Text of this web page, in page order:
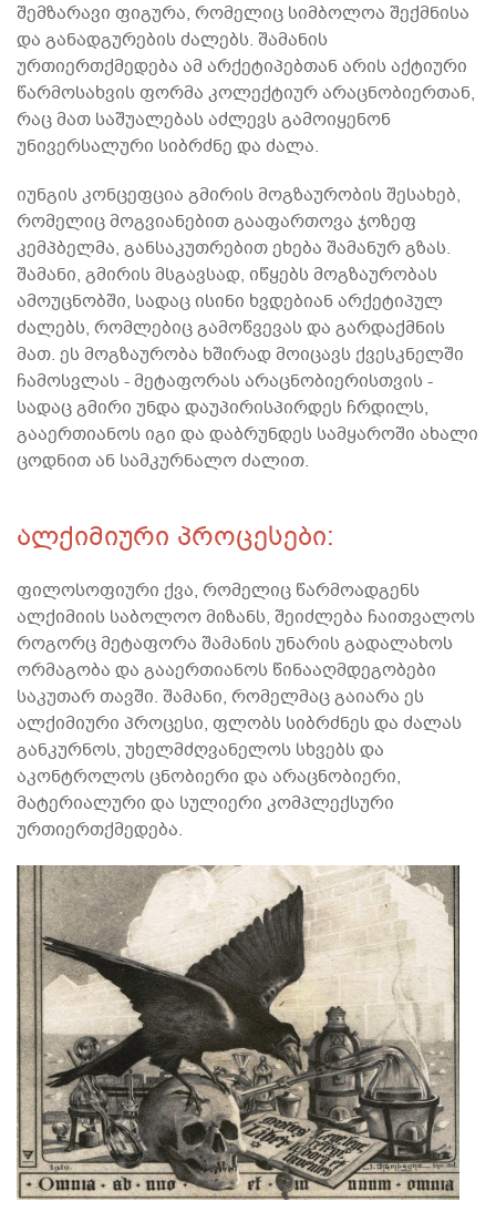
შემზარავი ფიგურა, რომელიც სიმბოლოა შექმნისა
და განადგურების ძალებს. შამანის
ურთიერთქმედება ამ არქეტიპებთან არის აქტიური
წარმოსახვის ფორმა კოლექტიურ არაცნობიერთან,
რაც მათ საშუალებას აძლევს გამოიყენონ
უნივერსალური სიბრძნე და ძალა.
იუნგის კონცეფცია გმირის მოგზაურობის შესახებ,
რომელიც მოგვიანებით გააფართოვა ჯოზეფ
კემპბელმა, განსაკუთრებით ეხება შამანურ გზას.
შამანი, გმირის მსგავსად, იწყებს მოგზაურობას
ამოუცნობში, სადაც ისინი ხვდებიან არქეტიპულ
ძალებს, რომლებიც გამოწვევას და გარდაქმნის
მათ. ეს მოგზაურობა ხშირად მოიცავს ქვესკნელში
ჩამოსვლას - მეტაფორას არაცნობიერისთვის -
სადაც გმირი უნდა დაუპირისპირდეს ჩრდილს,
გააერთიანოს იგი და დაბრუნდეს სამყაროში ახალი
ცოდნით ან სამკურნალო ძალით.
ალქიმიური პროცესები:
ფილოსოფიური ქვა, რომელიც წარმოადგენს
ალქიმიის საბოლოო მიზანს, შეიძლება ჩაითვალოს
როგორც მეტაფორა შამანის უნარის გადალახოს
ორმაგობა და გააერთიანოს წინააღმდეგობები
საკუთარ თავში. შამანი, რომელმაც გაიარა ეს
ალქიმიური პროცესი, ფლობს სიბრძნეს და ძალას
განკურნოს, უხელმძღვანელოს სხვებს და
აკონტროლოს ცნობიერი და არაცნობიერი,
მატერიალური და სულიერი კომპლექსური
ურთიერთქმედება.